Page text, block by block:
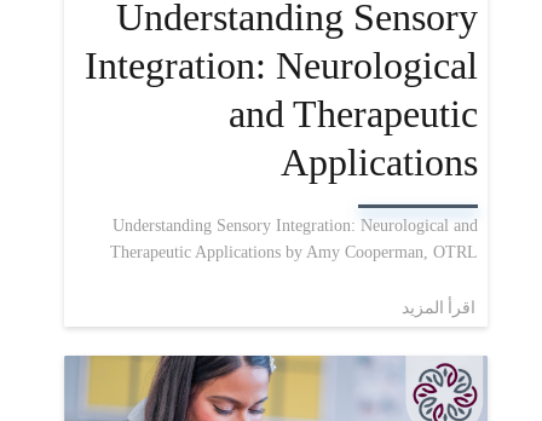
Understanding Sensory
Integration: Neurological
and Therapeutic
Applications
Understanding Sensory Integration: Neurological and
Therapeutic Applications by Amy Cooperman, OTRL
اقرأ المزيد